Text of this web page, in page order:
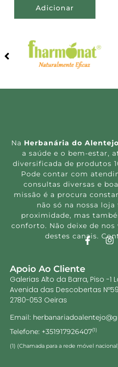
Adicionar
Na Herbanária do Alentejo
a saúde e o bem-estar,
diversificada de produtos
Pode contar com
consultas diversas e
missão é a procura
não só na nossa
proximidade, mas
conforto. Não deixe de
destes canais.
Apoio Ao Cliente
Galerias Alto da Barra, Piso -1
Avenida das Descobertas Nº59
2780-053 Oeiras
Email:
Telefone: +351917926407(1)
(1) (Chamada para a rede móvel